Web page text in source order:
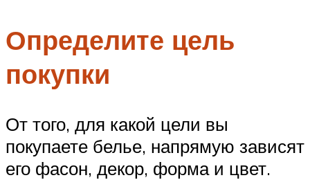
Определите цель
покупки
От того, для какой цели вы
покупаете белье, напрямую зависят
его фасон, декор, форма и цвет.